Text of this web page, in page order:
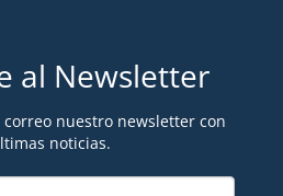
al Newsletter
nuestro newsletter con
noticias.